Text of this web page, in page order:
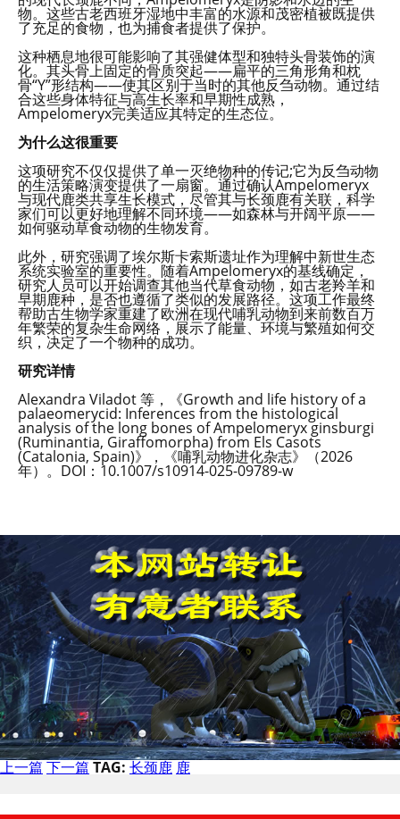
物。这些古老西班牙湿地中丰富的水源和茂密植被既提供
了充足的食物，也为捕食者提供了保护。
这种栖息地很可能影响了其强健体型和独特头骨装饰的演
化。其头骨上固定的骨质突起——扁平的三角形角和枕
骨“Y”形结构——使其区别于当时的其他反刍动物。通过结
合这些身体特征与高生长率和早期性成熟，
Ampelomeryx完美适应其特定的生态位。
为什么这很重要
这项研究不仅仅提供了单一灭绝物种的传记;它为反刍动物
的生活策略演变提供了一扇窗。通过确认Ampelomeryx
与现代鹿类共享生长模式，尽管其与长颈鹿有关联，科学
家们可以更好地理解不同环境——如森林与开阔平原——
如何驱动草食动物的生物发育。
此外，研究强调了埃尔斯卡索斯遗址作为理解中新世生态
系统实验室的重要性。随着Ampelomeryx的基线确定，
研究人员可以开始调查其他当代草食动物，如古老羚羊和
早期鹿种，是否也遵循了类似的发展路径。这项工作最终
帮助古生物学家重建了欧洲在现代哺乳动物到来前数百万
年繁荣的复杂生命网络，展示了能量、环境与繁殖如何交
织，决定了一个物种的成功。
研究详情
Alexandra Viladot 等，《Growth and life history of a
palaeomerycid: Inferences from the histological
analysis of the long bones of Ampelomeryx ginsburgi
(Ruminantia, Giraffomorpha) from Els Casots
(Catalonia, Spain)》，《哺乳动物进化杂志》（2026
年）。DOI：10.1007/s10914-025-09789-w
上一篇 下一篇 TAG: 长颈鹿 鹿